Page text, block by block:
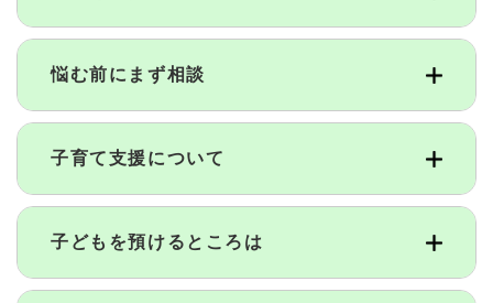
悩む前にまず相談
子育て支援について
子どもを預けるところは